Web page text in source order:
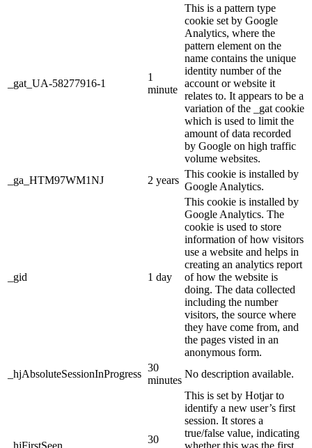
_gat_UA-58277916-1
1
minute
This is a pattern type
cookie set by Google
Analytics, where the
pattern element on the
name contains the unique
identity number of the
account or website it
relates to. It appears to be a
variation of the _gat cookie
which is used to limit the
amount of data recorded
by Google on high traffic
volume websites.
_ga_HTM97WM1NJ
2 years
This cookie is installed by
Google Analytics.
_gid 1 day
This cookie is installed by
Google Analytics. The
cookie is used to store
information of how visitors
use a website and helps in
creating an analytics report
of how the website is
doing. The data collected
including the number
visitors, the source where
they have come from, and
the pages visted in an
anonymous form.
_hjAbsoluteSessionInProgress
30
minutes
No description available.
_hjFirstSeen
30
This is set by Hotjar to
identify a new user’s first
session. It stores a
true/false value, indicating
whether this was the first